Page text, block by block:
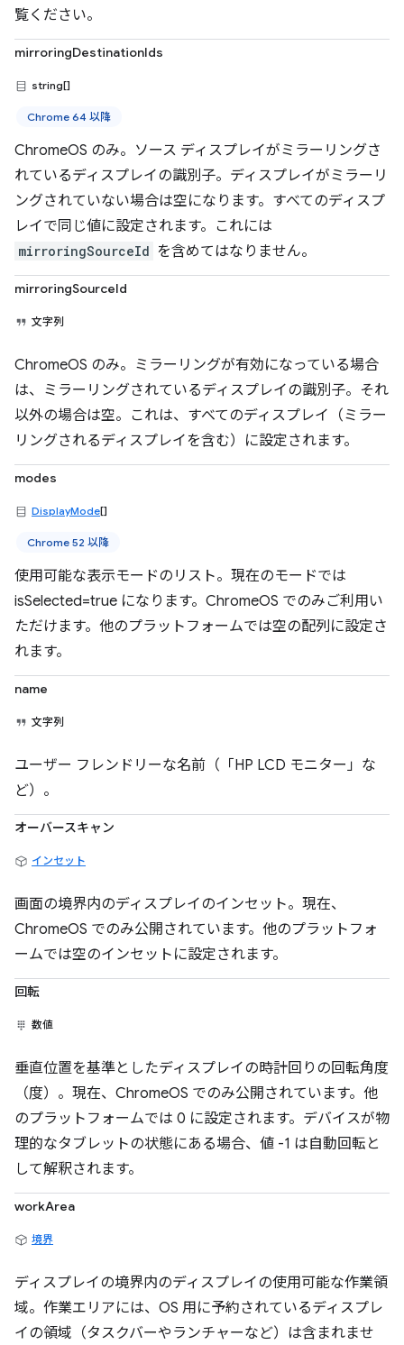
覧ください。
mirroringDestinationIds
string[]
Chrome 64 以降
ChromeOS のみ。ソース ディスプレイがミラーリングさ
れているディスプレイの識別子。ディスプレイがミラーリ
ングされていない場合は空になります。すべてのディスプ
レイで同じ値に設定されます。これには
mirroringSourceId を含めてはなりません。
mirroringSourceId
文字列
ChromeOS のみ。ミラーリングが有効になっている場合
は、ミラーリングされているディスプレイの識別子。それ
以外の場合は空。これは、すべてのディスプレイ（ミラー
リングされるディスプレイを含む）に設定されます。
modes
DisplayMode[]
Chrome 52 以降
使用可能な表示モードのリスト。現在のモードでは
isSelected=true になります。ChromeOS でのみご利用い
ただけます。他のプラットフォームでは空の配列に設定さ
れます。
name
文字列
ユーザー フレンドリーな名前（「HP LCD モニター」な
ど）。
オーバースキャン
インセット
画面の境界内のディスプレイのインセット。現在、
ChromeOS でのみ公開されています。他のプラットフォ
ームでは空のインセットに設定されます。
回転
数値
垂直位置を基準としたディスプレイの時計回りの回転角度
（度）。現在、ChromeOS でのみ公開されています。他
のプラットフォームでは 0 に設定されます。デバイスが物
理的なタブレットの状態にある場合、値 -1 は自動回転と
して解釈されます。
workArea
境界
ディスプレイの境界内のディスプレイの使用可能な作業領
域。作業エリアには、OS 用に予約されているディスプレ
イの領域（タスクバーやランチャーなど）は含まれませ